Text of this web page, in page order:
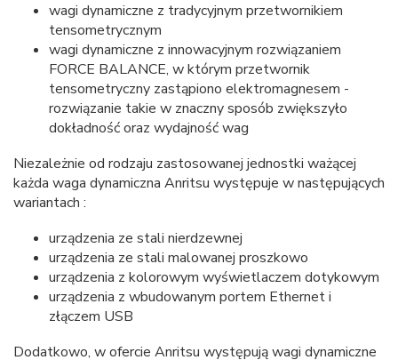
wagi dynamiczne z tradycyjnym przetwornikiem
tensometrycznym
wagi dynamiczne z innowacyjnym rozwiązaniem
FORCE BALANCE, w którym przetwornik
tensometryczny zastąpiono elektromagnesem -
rozwiązanie takie w znaczny sposób zwiększyło
dokładność oraz wydajność wag
Niezależnie od rodzaju zastosowanej jednostki ważącej
każda waga dynamiczna Anritsu występuje w następujących
wariantach :
urządzenia ze stali nierdzewnej
urządzenia ze stali malowanej proszkowo
urządzenia z kolorowym wyświetlaczem dotykowym
urządzenia z wbudowanym portem Ethernet i
złączem USB
Dodatkowo, w ofercie Anritsu występują wagi dynamiczne